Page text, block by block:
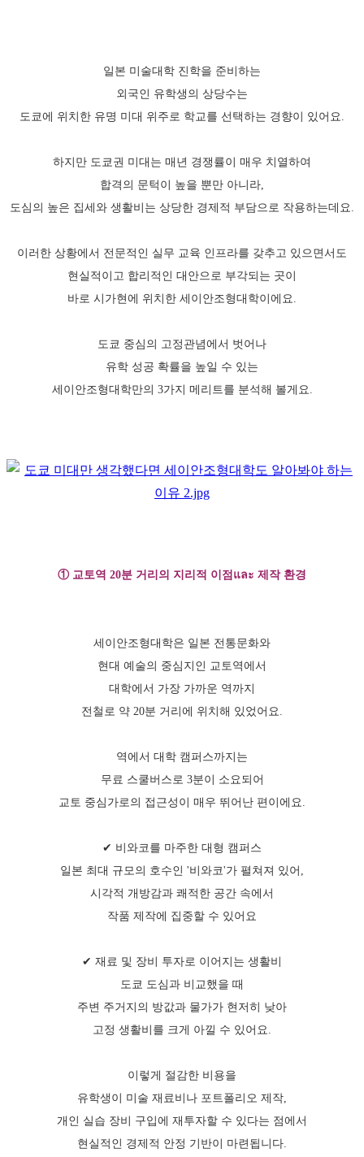
일본 미술대학 진학을 준비하는
외국인 유학생의 상당수는
도쿄에 위치한 유명 미대 위주로 학교를 선택하는 경향이 있어요.
하지만 도쿄권 미대는 매년 경쟁률이 매우 치열하여
합격의 문턱이 높을 뿐만 아니라,
도심의 높은 집세와 생활비는 상당한 경제적 부담으로 작용하는데요.
이러한 상황에서 전문적인 실무 교육 인프라를 갖추고 있으면서도
현실적이고 합리적인 대안으로 부각되는 곳이
바로 시가현에 위치한 세이안조형대학이에요.
도쿄 중심의 고정관념에서 벗어나
유학 성공 확률을 높일 수 있는
세이안조형대학만의 3가지 메리트를 분석해 볼게요.
① 교토역 20분 거리의 지리적 이점และ 제작 환경
세이안조형대학은 일본 전통문화와
현대 예술의 중심지인 교토역에서
대학에서 가장 가까운 역까지
전철로 약 20분 거리에 위치해 있었어요.
역에서 대학 캠퍼스까지는
무료 스쿨버스로 3분이 소요되어
교토 중심가로의 접근성이 매우 뛰어난 편이에요.
✔ 비와코를 마주한 대형 캠퍼스
일본 최대 규모의 호수인 '비와코'가 펼쳐져 있어,
시각적 개방감과 쾌적한 공간 속에서
작품 제작에 집중할 수 있어요
✔ 재료 및 장비 투자로 이어지는 생활비
도쿄 도심과 비교했을 때
주변 주거지의 방값과 물가가 현저히 낮아
고정 생활비를 크게 아낄 수 있어요.
이렇게 절감한 비용을
유학생이 미술 재료비나 포트폴리오 제작,
개인 실습 장비 구입에 재투자할 수 있다는 점에서
현실적인 경제적 안정 기반이 마련됩니다.